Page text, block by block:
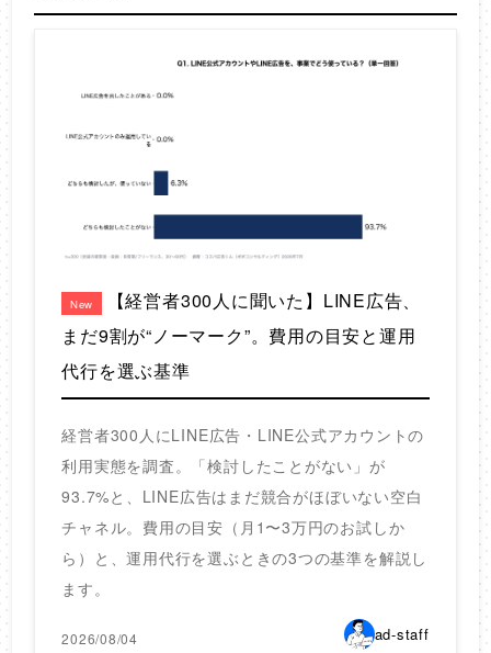
New
【経営者300人に聞いた】LINE広告、
まだ9割が“ノーマーク”。費用の目安と運用
代行を選ぶ基準
経営者300人にLINE広告・LINE公式アカウントの
利用実態を調査。「検討したことがない」が
93.7%と、LINE広告はまだ競合がほぼいない空白
チャネル。費用の目安（月1〜3万円のお試しか
ら）と、運用代行を選ぶときの3つの基準を解説し
ます。
2026/08/04 ad-staff